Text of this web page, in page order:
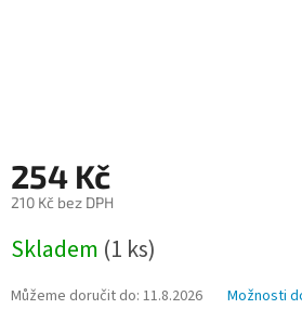
254 Kč
210 Kč bez DPH
cena:
Skladem (1 ks)
Můžeme doručit do: 11.8.2026 Možnosti